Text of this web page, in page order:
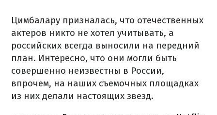
Цимбалару призналась, что отечественных
актеров никто не хотел учитывать, а
российских всегда выносили на передний
план. Интересно, что они могли быть
совершенно неизвестны в России,
впрочем, на наших съемочных площадках
из них делали настоящих звезд.